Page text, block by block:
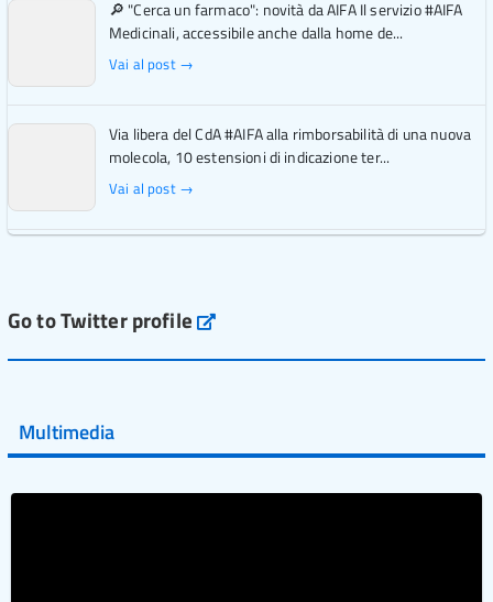
🔎 "Cerca un farmaco": novità da AIFA Il servizio #AIFA
Medicinali, accessibile anche dalla home de...
Vai al post →
Via libera del CdA #AIFA alla rimborsabilità di una nuova
molecola, 10 estensioni di indicazione ter...
Vai al post →
Vai al post →
Vai al post →
Go to Twitter profile aifa_ufficiale
Multimedia